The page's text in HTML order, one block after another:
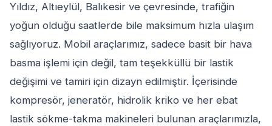
Yıldız, Altıeylül, Balıkesir ve çevresinde, trafiğin
yoğun olduğu saatlerde bile maksimum hızla ulaşım
sağlıyoruz. Mobil araçlarımız, sadece basit bir hava
basma işlemi için değil, tam teşekküllü bir lastik
değişimi ve tamiri için dizayn edilmiştir. İçerisinde
kompresör, jeneratör, hidrolik kriko ve her ebat
lastik sökme-takma makineleri bulunan araçlarımızla,